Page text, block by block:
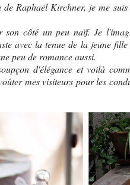
Raphaël Kirchner, je me
son côté un peu naïf. Je
avec la tenue de la jeune
peu de romance aussi.
d'élégance et voilà
mes visiteurs pour les